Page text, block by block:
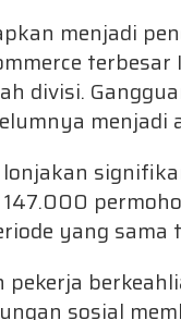
menjadi
divisi.
147.000
yang sama
sosial